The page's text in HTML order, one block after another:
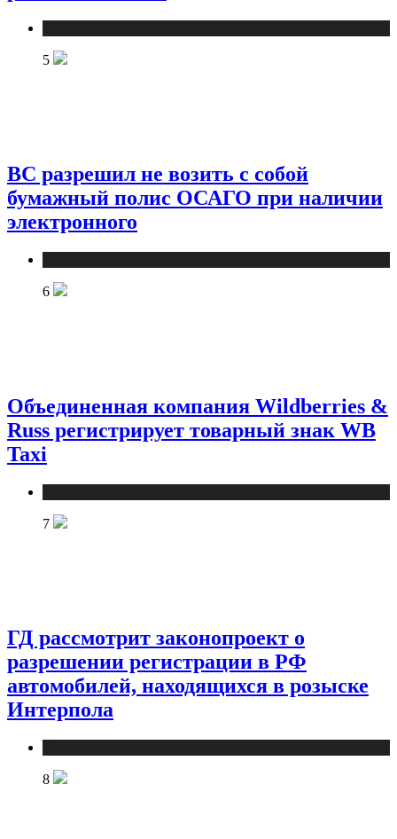
5
ВС разрешил не возить с собой
бумажный полис ОСАГО при наличии
электронного
6
Объединенная компания Wildberries &
Russ регистрирует товарный знак WB
Taxi
7
ГД рассмотрит законопроект о
разрешении регистрации в РФ
автомобилей, находящихся в розыске
Интерпола
8